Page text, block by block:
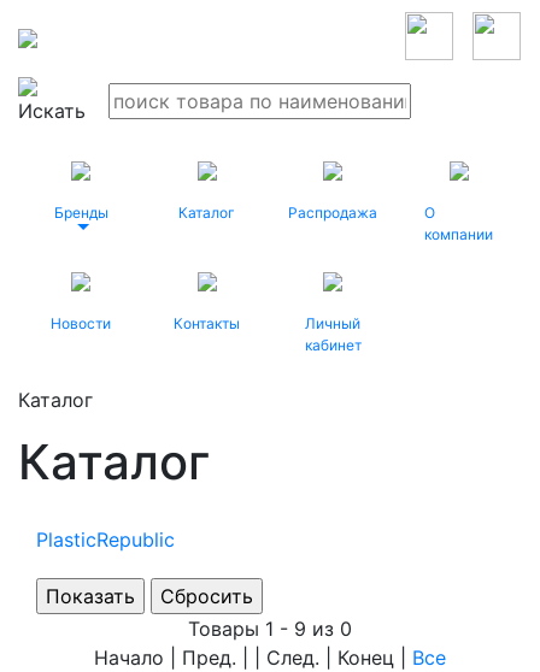
Бренды Каталог Распродажа
О
компании
Новости Контакты
Личный
кабинет
Каталог
Каталог
PlasticRepublic
Товары 1 - 9 из 0
Начало | Пред. | | След. | Конец
Все